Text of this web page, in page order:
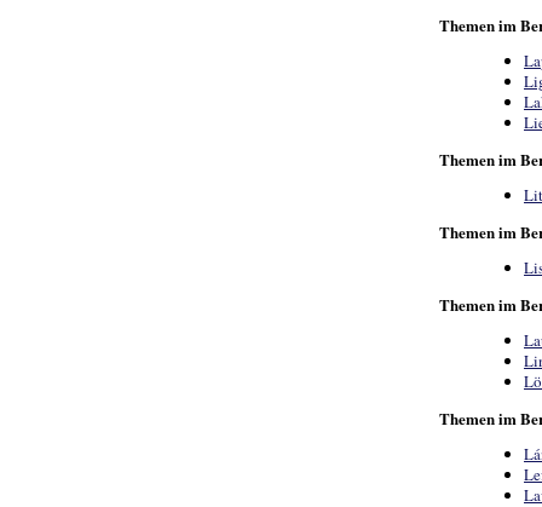
Themen im
Themen im
Themen im
Themen im
Themen im